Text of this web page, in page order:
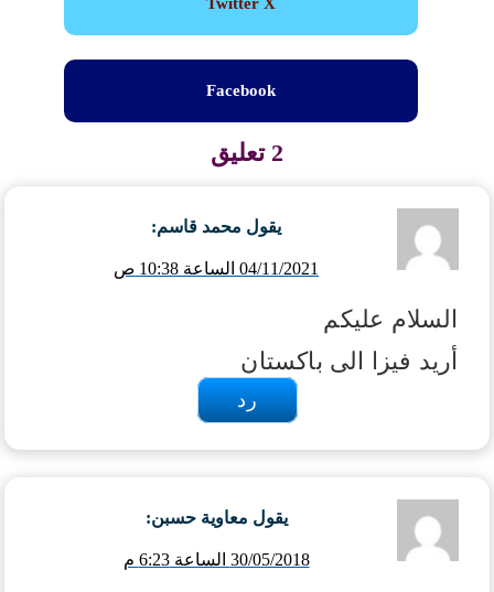
Facebook
2 تعليق
يقول محمد قاسم:
04/11/2021 الساعة 10:38 ص
السلام عليكم
أريد فيزا الى باكستان
رد
يقول معاوية حسبن:
30/05/2018 الساعة 6:23 م